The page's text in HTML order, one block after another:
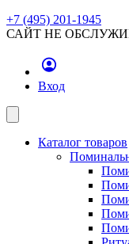
+7 (495) 201-1945
САЙТ НЕ
Вход
Каталог товаров